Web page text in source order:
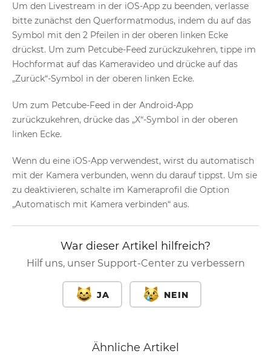
Um den Livestream in der iOS-App zu beenden, verlasse
bitte zunächst den Querformatmodus, indem du auf das
Symbol mit den 2 Pfeilen in der oberen linken Ecke
drückst. Um zum Petcube-Feed zurückzukehren, tippe im
Hochformat auf das Kameravideo und drücke auf das
„Zurück“-Symbol in der oberen linken Ecke.
Um zum Petcube-Feed in der Android-App
zurückzukehren, drücke das „X“-Symbol in der oberen
linken Ecke.
Wenn du eine iOS-App verwendest, wirst du automatisch
mit der Kamera verbunden, wenn du darauf tippst. Um sie
zu deaktivieren, schalte im Kameraprofil die Option
„Automatisch mit Kamera verbinden“ aus.
War dieser Artikel hilfreich?
Hilf uns, unser Support-Center zu verbessern
JA NEIN
Ähnliche Artikel